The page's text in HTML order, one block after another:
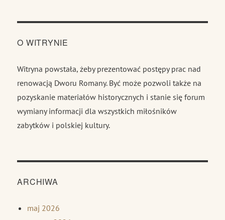
O WITRYNIE
Witryna powstała, żeby prezentować postępy prac nad
renowacją Dworu Romany. Być może pozwoli także na
pozyskanie materiałów historycznych i stanie się forum
wymiany informacji dla wszystkich miłośników
zabytków i polskiej kultury.
ARCHIWA
maj 2026